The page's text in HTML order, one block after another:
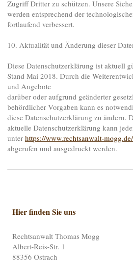
Zugriff Dritter zu schützen. Unsere
werden entsprechend der
fortlaufend verbessert.
10. Aktualität und Änderung dieser
Diese Datenschutzerklärung ist aktuell
Stand Mai 2018. Durch die
und Angebote
darüber oder aufgrund geänderter
behördlicher Vorgaben kann es
diese Datenschutzerklärung zu ändern.
aktuelle Datenschutzerklärung kann
unter https://www.rechtsanwalt-
abgerufen und ausgedruckt werden.
Hier finden Sie uns
Rechtsanwalt Thomas Mogg
Albert-Reis-Str. 1
88356 Ostrach